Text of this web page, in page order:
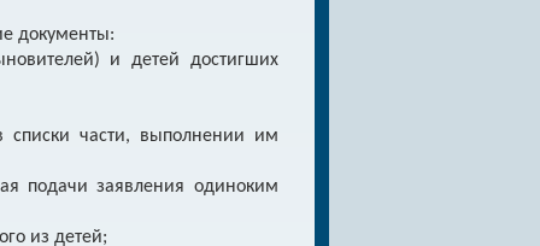
документы:
и детей достигших
части, выполнении им
подачи заявления одиноким
из детей;